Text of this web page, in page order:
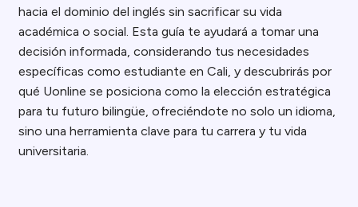
hacia el dominio del inglés sin sacrificar su vida
académica o social. Esta guía te ayudará a tomar una
decisión informada, considerando tus necesidades
específicas como estudiante en Cali, y descubrirás por
qué Uonline se posiciona como la elección estratégica
para tu futuro bilingüe, ofreciéndote no solo un idioma,
sino una herramienta clave para tu carrera y tu vida
universitaria.